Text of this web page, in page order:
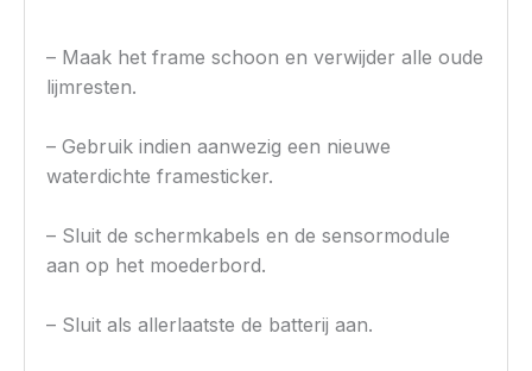
– Maak het frame schoon en verwijder alle oude
lijmresten.
– Gebruik indien aanwezig een nieuwe
waterdichte framesticker.
– Sluit de schermkabels en de sensormodule
aan op het moederbord.
– Sluit als allerlaatste de batterij aan.